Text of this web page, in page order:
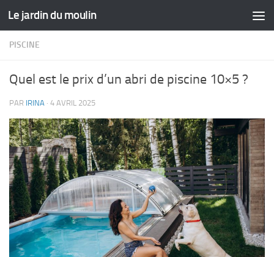
Skip to content
Le jardin du moulin
PISCINE
Quel est le prix d’un abri de piscine 10×5 ?
PAR IRINA · 4 AVRIL 2025